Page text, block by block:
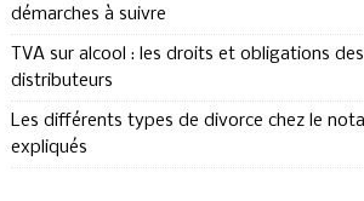
démarches à suivre
TVA sur alcool : les droits et obligations des
distributeurs
Les différents types de divorce chez le
expliqués